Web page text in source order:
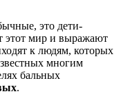
это дети-
этот мир и выражают
к людям, которых
многим
бальных
.